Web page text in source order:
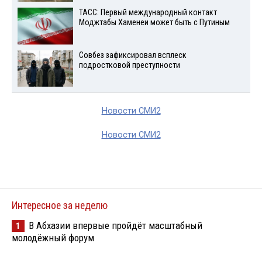
ТАСС: Первый международный контакт
Моджтабы Хаменеи может быть с Путиным
Совбез зафиксировал всплеск
подростковой преступности
Новости СМИ2
Новости СМИ2
Интересное за неделю
1
В Абхазии впервые пройдёт масштабный
молодёжный форум